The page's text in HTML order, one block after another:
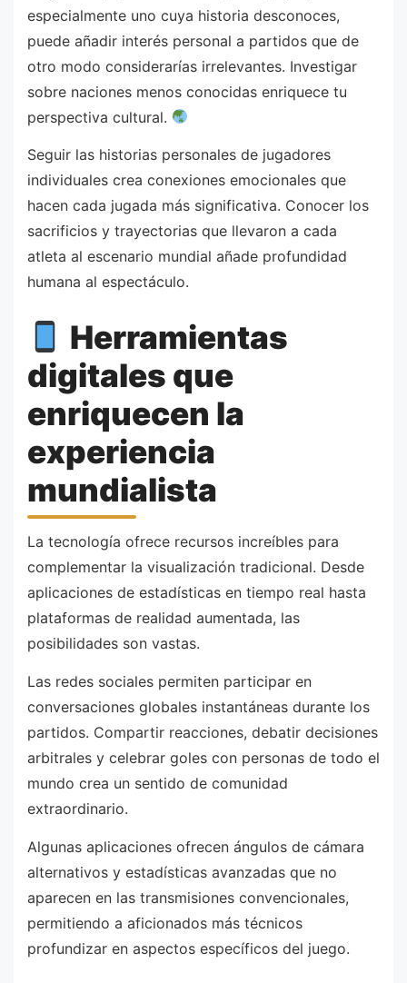
especialmente uno cuya historia desconoces,
puede añadir interés personal a partidos que de
otro modo considerarías irrelevantes. Investigar
sobre naciones menos conocidas enriquece tu
perspectiva cultural.
Seguir las historias personales de jugadores
individuales crea conexiones emocionales que
hacen cada jugada más significativa. Conocer los
sacrificios y trayectorias que llevaron a cada
atleta al escenario mundial añade profundidad
humana al espectáculo.
Herramientas
digitales que
enriquecen la
experiencia
mundialista
La tecnología ofrece recursos increíbles para
complementar la visualización tradicional. Desde
aplicaciones de estadísticas en tiempo real hasta
plataformas de realidad aumentada, las
posibilidades son vastas.
Las redes sociales permiten participar en
conversaciones globales instantáneas durante los
partidos. Compartir reacciones, debatir decisiones
arbitrales y celebrar goles con personas de todo el
mundo crea un sentido de comunidad
extraordinario.
Algunas aplicaciones ofrecen ángulos de cámara
alternativos y estadísticas avanzadas que no
aparecen en las transmisiones convencionales,
permitiendo a aficionados más técnicos
profundizar en aspectos específicos del juego.